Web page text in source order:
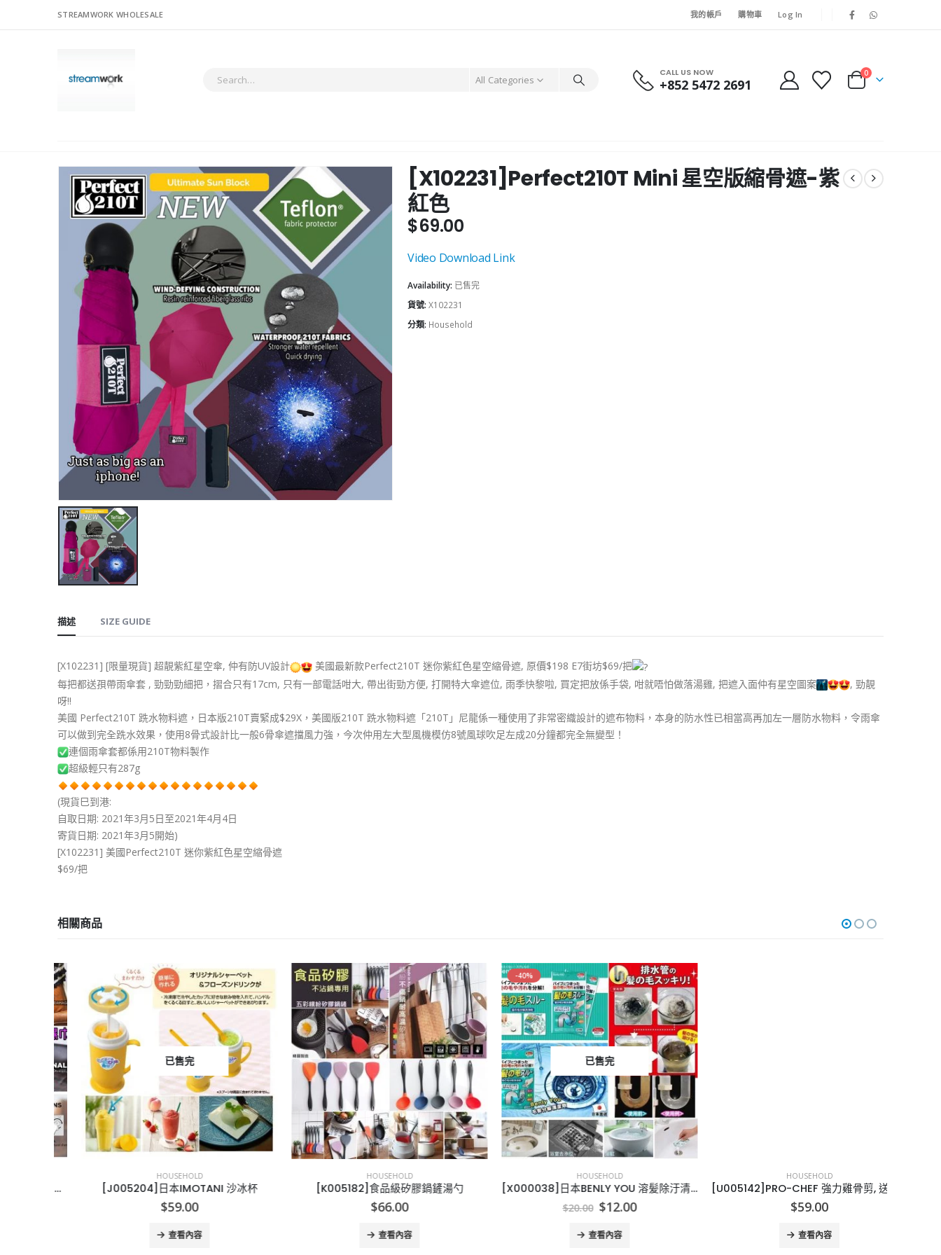
STREAMWORK WHOLESALE 我的帳戶 購物車 Log In
All Categories
CALL US NOW
+852 5472 2691
0
[X102231]Perfect210T Mini 星空版縮骨遮-紫
紅色
$69.00
Video Download Link
Availability: 已售完
貨號: X102231
分類: Household
描述 SIZE GUIDE
[X102231] [限量現貨] 超靚紫紅星空傘, 仲有防UV設計
美國最新款Perfect210T 迷你紫紅色星空縮骨遮, 原價$198 E7街坊$69/把
每把都送孭帶雨傘套 , 勁勁勁細把️，摺合只有17cm, 只有一部電話咁大, 帶出街勁方便, 打開特大傘遮位, 雨季快黎啦, 買定把放係手袋, 咁就唔怕做落湯雞, 把遮入面仲有星空圖案
, 勁靚
呀!!
美國 Perfect210T 跣水物料遮，日本版210T賣緊成$29X，美國版210T 跣水物料遮「210T」尼龍係一種使用了非常密織設計的遮布物料，本身的防水性已相當高再加左一層防水物料，令雨傘
可以做到完全跣水效果，使用8骨式設計比一般6骨傘遮擋風力強，今次仲用左大型風機模仿8號風球吹足左成20分鐘都完全無變型！
連個雨傘套都係用210T物料製作
超級輕只有287g
(現貨巳到港:
自取日期: 2021年3月5日至2021年4月4日
寄貨日期: 2021年3月5開始)
[X102231] 美國Perfect210T 迷你紫紅色星空縮骨遮
$69/把
相關商品
已售完
HOUSEHOLD
[J005204]日本IMOTANI 沙冰杯
59.00
查看內容
HOUSEHOLD
[K005182]食品級矽膠鍋鏟湯勺
66.00
查看內容
-40%
已售完
HOUSEHOLD
[X000038]日本BENLY YOU 溶髪除汙清渠劑
20.00 Original
was:
$20.00.
$12.00Current
is:
$12.00.
查看內容
HOUSEHOLD
[U005142]PRO-CHEF 強力雞骨剪, 送萬用廚房剪
59.00
查看內容